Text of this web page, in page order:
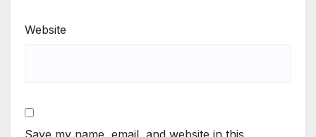
Website
Save my name, email, and website in this